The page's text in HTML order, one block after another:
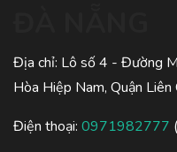
Địa chỉ: Lô số 4 - Đường
Hòa Hiệp Nam, Quận Liên
Điện thoại: 0971982777